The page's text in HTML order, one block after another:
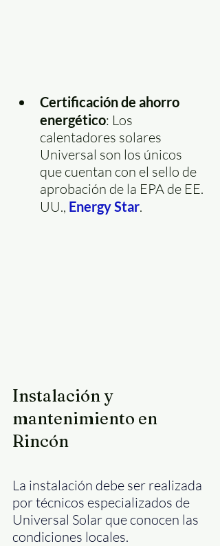
Certificación de ahorro
energético: Los
calentadores solares
Universal son los únicos
que cuentan con el sello de
aprobación de la EPA de EE.
UU., Energy Star.
Instalación y
mantenimiento en
Rincón
La instalación debe ser realizada
por técnicos especializados de
Universal Solar que conocen las
condiciones locales.